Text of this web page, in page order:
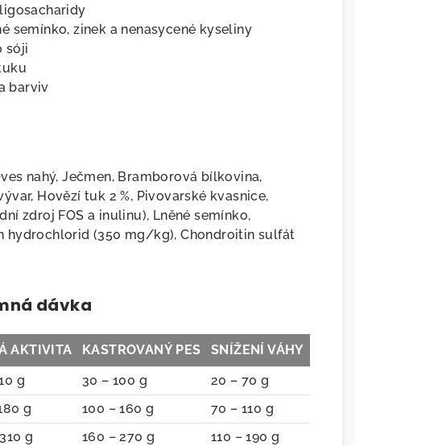
semínko, zinek a nenasycené kyseliny
sóji
barviv
nahý, Ječmen, Bramborová bílkovina,
Hovězí tuk 2 %, Pivovarské kvasnice,
zdroj FOS a inulinu), Lněné semínko,
hydrochlorid (350 mg/kg), Chondroitin sulfát
dávka
AKTIVITA KASTROVANÝ PES
SNÍŽENÍ VÁHY
g 30 – 100 g
20 – 70 g
g 100 – 160 g
70 – 110 g
g 160 – 270 g
110 – 190 g